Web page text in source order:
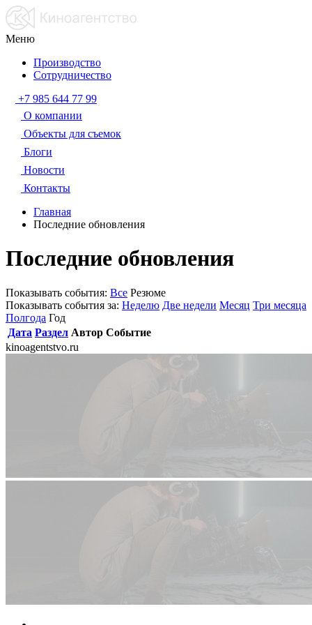
Меню
Производство
Сотрудничество
+7 985 644 77 99
О компании
Объекты для съемок
Блоги
Новости
Контакты
Главная
Последние обновления
Последние обновления
Показывать события: Все Резюме
Показывать события за: Неделю Две недели Месяц Три месяца
Полгода Год
Дата Раздел Автор Событие
kinoagentstvo.ru